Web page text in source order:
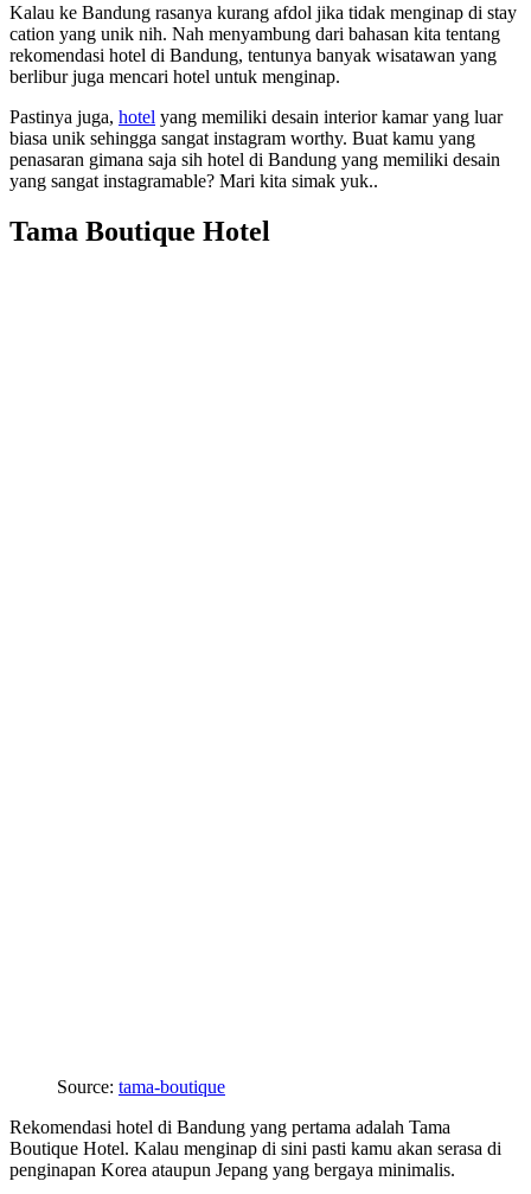
Kalau ke Bandung rasanya kurang afdol jika tidak menginap di stay
cation yang unik nih. Nah menyambung dari bahasan kita tentang
rekomendasi hotel di Bandung, tentunya banyak wisatawan yang
berlibur juga mencari hotel untuk menginap.
Pastinya juga, hotel yang memiliki desain interior kamar yang luar
biasa unik sehingga sangat instagram worthy. Buat kamu yang
penasaran gimana saja sih hotel di Bandung yang memiliki desain
yang sangat instagramable? Mari kita simak yuk..
Tama Boutique Hotel
Source: tama-boutique
Rekomendasi hotel di Bandung yang pertama adalah Tama
Boutique Hotel. Kalau menginap di sini pasti kamu akan serasa di
penginapan Korea ataupun Jepang yang bergaya minimalis.